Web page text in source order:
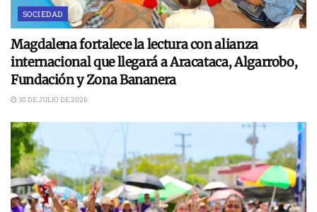
SOCIEDAD
Magdalena fortalece la lectura con alianza
internacional que llegará a Aracataca, Algarrobo,
Fundación y Zona Bananera
30 DE JULIO DE 2026